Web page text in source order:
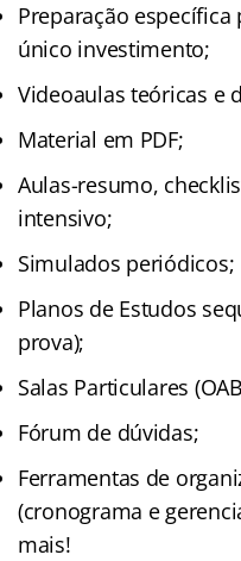
Preparação específica
único investimento;
Videoaulas teóricas e
Material em PDF;
Aulas-resumo,
intensivo;
Simulados periódicos;
Planos de Estudos
prova);
Salas Particulares
Fórum de dúvidas;
Ferramentas de
(cronograma e
mais!